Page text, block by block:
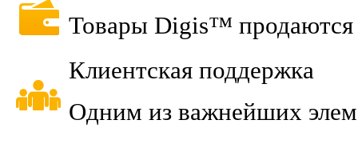
Товары Digis™ продаются
Клиентская поддержка
Одним из важнейших